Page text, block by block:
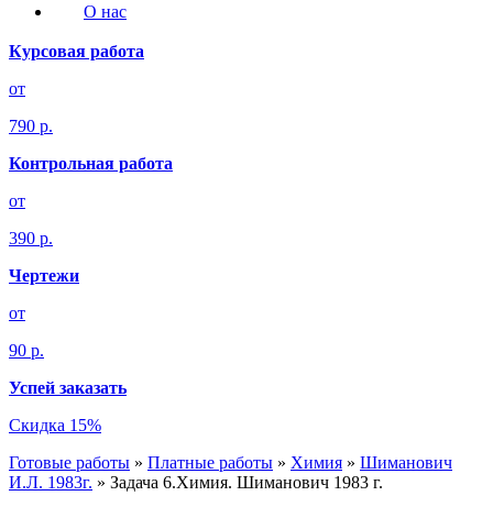
О нас
Курсовая работа
от
790 р.
Контрольная работа
от
390 р.
Чертежи
от
90 р.
Успей заказать
Скидка 15%
Готовые работы » Платные работы » Химия » Шиманович
И.Л. 1983г. » Задача 6.Химия. Шиманович 1983 г.